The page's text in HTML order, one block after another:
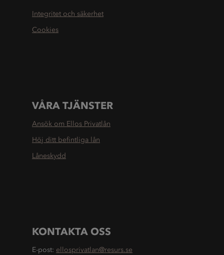
Integritet och säkerhet
Cookies
VÅRA TJÄNSTER
Ansök om Ellos Privatlån
Höj ditt befintliga lån
Låneskydd
KONTAKTA OSS
E-post: ellosprivatlan@resurs.se